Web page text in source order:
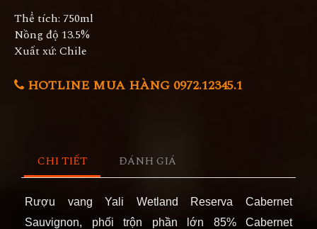
Thể tích: 750ml
Nồng độ 13.5%
Xuất xứ: Chile
HOTLINE MUA HÀNG 0972.12345.1
CHI TIẾT ĐÁNH GIÁ
Rượu vang Yali Wetland Reserva Cabernet
Sauvignon, phối trộn phần lớn 85% Cabernet